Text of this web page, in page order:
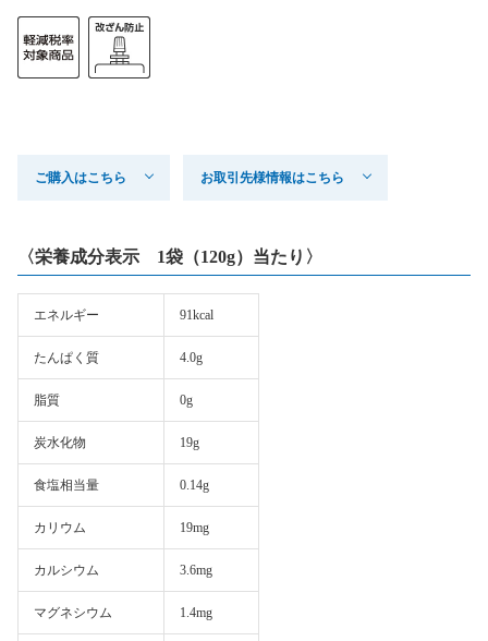
ご購入はこちら お取引先様情報はこちら
〈栄養成分表示 1袋（120g）当たり〉
エネルギー 91kcal
たんぱく質 4.0g
脂質 0g
炭水化物 19g
食塩相当量 0.14g
カリウム 19mg
カルシウム 3.6mg
マグネシウム 1.4mg